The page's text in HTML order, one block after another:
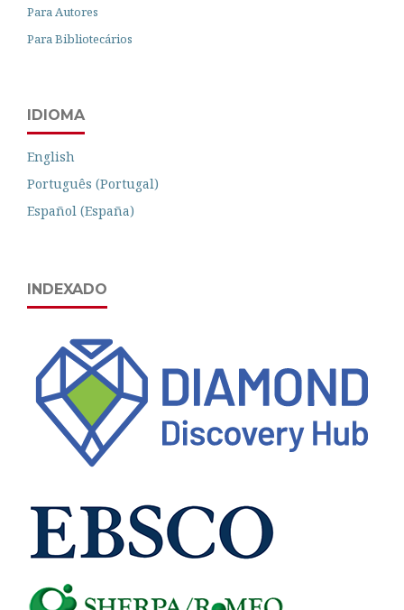
Para Autores
Para Bibliotecários
IDIOMA
English
Português (Portugal)
Español (España)
INDEXADO